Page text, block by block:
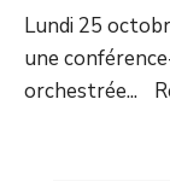
Lundi 25
une
orchestrée...